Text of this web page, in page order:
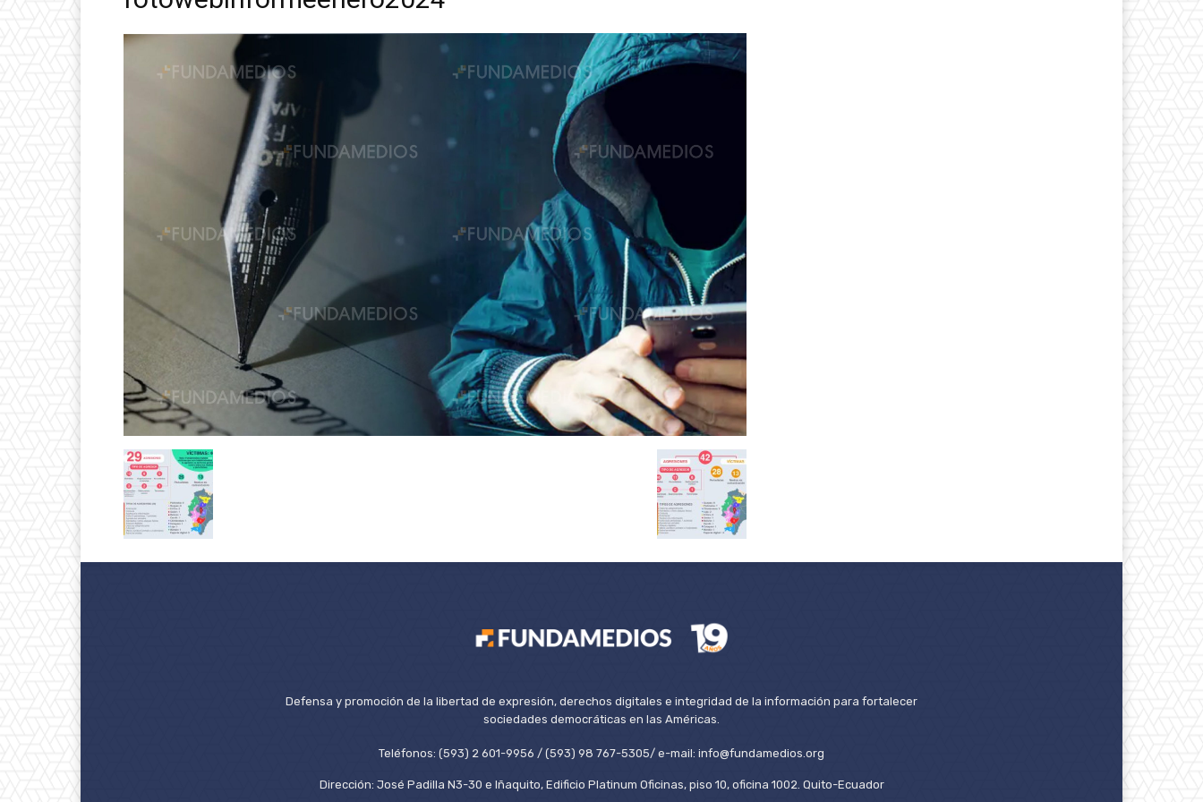
Defensa y promoción de la libertad de expresión, derechos digitales e integridad de la información para fortalecer
sociedades democráticas en las Américas.
Teléfonos: (593) 2 601-9956 / (593) 98 767-5305/ e-mail: info@fundamedios.org
Dirección: José Padilla N3-30 e Iñaquito, Edificio Platinum Oficinas, piso 10, oficina 1002. Quito-Ecuador